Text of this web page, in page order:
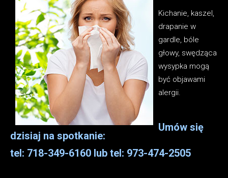
Kichanie, kaszel,
drapanie w
gardle, bóle
głowy, swędząca
wysypka mogą
być objawami
alergii.
Umów się
dzisiaj na spotkanie:
tel: 718-349-6160 lub tel: 973-474-2505